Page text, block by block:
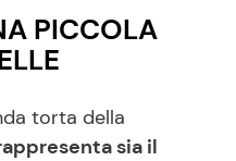
PICCOLA
torta della
sia il